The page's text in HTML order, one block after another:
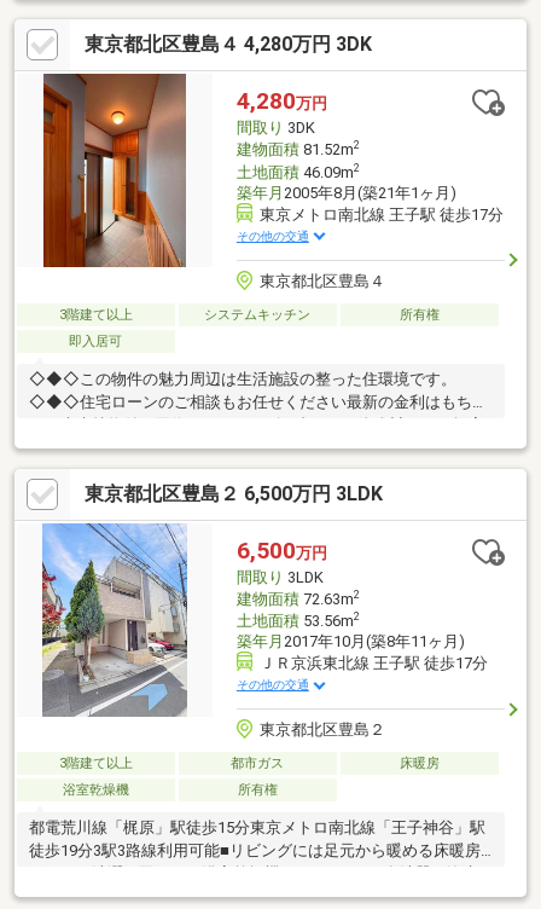
開催しております♪都市銀行（三菱UFJ銀行/三井住友銀行/りそな
銀行）ネット銀行（auじぶん銀行/SBIネット銀行/イオン銀行/楽
天銀行）その他、地方銀行・信用金庫etc... ８０社以上の金融機
関からお客様に最適な金融機関とプランをご提案させていただき
ます。スタッフ一同、素敵なお住まいをご提案出来ますよう誠心
誠意お手伝い致します♪
東京都北区豊島４ 4,280万円 3DK
4,280万円
間取り 3DK
建物面積81.52m2
土地面積46.09m2
築年月 2005年8月(築21年1ヶ月)
東京メトロ南北線 王子駅 徒歩17分
その他の交通
東京都北区豊島４
3階建て以上 システムキッチン
所有権
即入居可
◇◆◇この物件の魅力周辺は生活施設の整った住環境です。
◇◆◇住宅ローンのご相談もお任せください最新の金利はもちろ
させて頂きます。メガバンクから地銀・信金、ネット銀行まで、
ご要望に合わせてお手続きをサポートします。◇◆◇白馬のサポ
ート社外ファイナンシャルプランナーによる、住宅購入以外のラ
イフプランも含めたご提案も無料サポート。安心の住宅設備延長
保証もご利用頂けます。グループの白馬建設にて注文建築、リフ
ォーム・リノベのご相談を承ります。ワンストップサービスを提
供いたしますのでご相談ください。
東京都北区豊島２ 6,500万円 3LDK
6,500万円
間取り 3LDK
建物面積72.63m2
土地面積53.56m2
築年月 2017年10月(築8年11ヶ月)
ＪＲ京浜東北線 王子駅 徒歩17分
その他の交通
東京都北区豊島２
3階建て以上 都市ガス
床暖房
浴室乾燥機
所有権
都電荒川線「梶原」駅徒歩15分東京メトロ南北線「王子神谷」駅
徒歩19分3駅3路線利用可能■リビングには足元から暖める床暖房■
器付き■Low-eガラスを採用■駐車スペースあり（駐車可能サイズ